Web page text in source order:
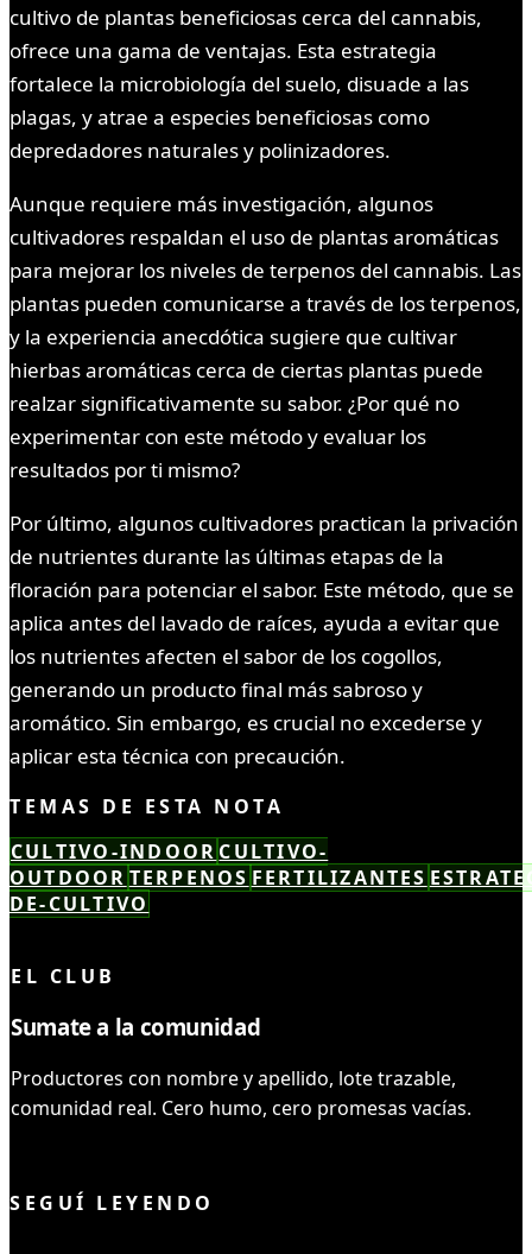
cultivo de plantas beneficiosas cerca del cannabis,
ofrece una gama de ventajas. Esta estrategia
fortalece la microbiología del suelo, disuade a las
plagas, y atrae a especies beneficiosas como
depredadores naturales y polinizadores.
Aunque requiere más investigación, algunos
cultivadores respaldan el uso de plantas aromáticas
para mejorar los niveles de terpenos del cannabis. Las
plantas pueden comunicarse a través de los terpenos,
y la experiencia anecdótica sugiere que cultivar
hierbas aromáticas cerca de ciertas plantas puede
realzar significativamente su sabor. ¿Por qué no
experimentar con este método y evaluar los
resultados por ti mismo?
Por último, algunos cultivadores practican la privación
de nutrientes durante las últimas etapas de la
floración para potenciar el sabor. Este método, que se
aplica antes del lavado de raíces, ayuda a evitar que
los nutrientes afecten el sabor de los cogollos,
generando un producto final más sabroso y
aromático. Sin embargo, es crucial no excederse y
aplicar esta técnica con precaución.
TEMAS DE ESTA NOTA
CULTIVO-INDOOR CULTIVO-
OUTDOOR TERPENOS FERTILIZANTES
DE-CULTIVO
EL CLUB
Sumate a la comunidad
Productores con nombre y apellido, lote trazable,
comunidad real. Cero humo, cero promesas vacías.
SEGUÍ LEYENDO